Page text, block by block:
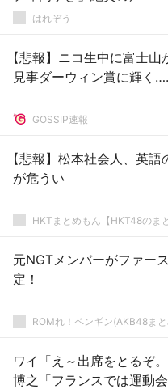
はれぞう
【悲報】ニコ生中に富士山
見事ダーウィン賞に輝く
GOSSIP速報
【悲報】松本社会人、英
が危うい
HKTまとめもん【HKT48のまと
元NGTメンバーがファー
定！
ROMれ！ペンギン(AKB48ま
ワイ「え～出席をとるぞ
博之「フランスでは運動